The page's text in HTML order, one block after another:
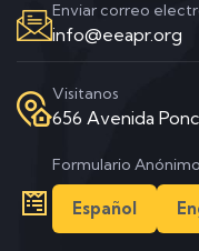
Enviar correo
info@eeapr.org
Visitanos
656 Avenida
Formulario
Español